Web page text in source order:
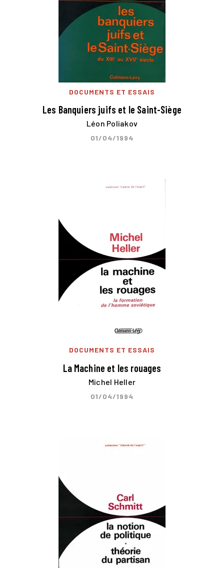
DOCUMENTS ET ESSAIS
Les Banquiers juifs et le Saint-Siège
Léon Poliakov
01/04/1994
DOCUMENTS ET ESSAIS
La Machine et les rouages
Michel Heller
01/04/1994